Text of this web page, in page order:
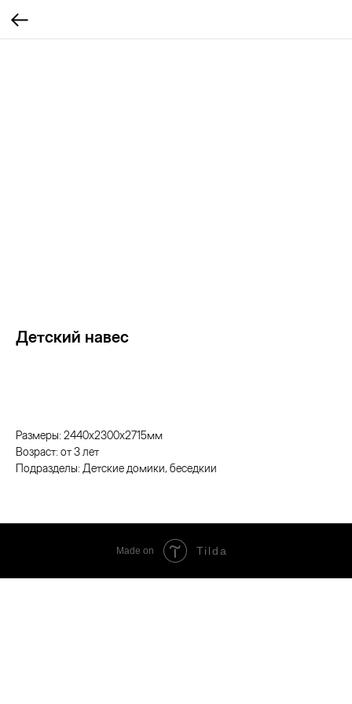
Детский навес
Размеры: 2440х2300х2715мм
Возраст: от 3 лет
Подразделы: Детские домики, беседкии
Made on Tilda